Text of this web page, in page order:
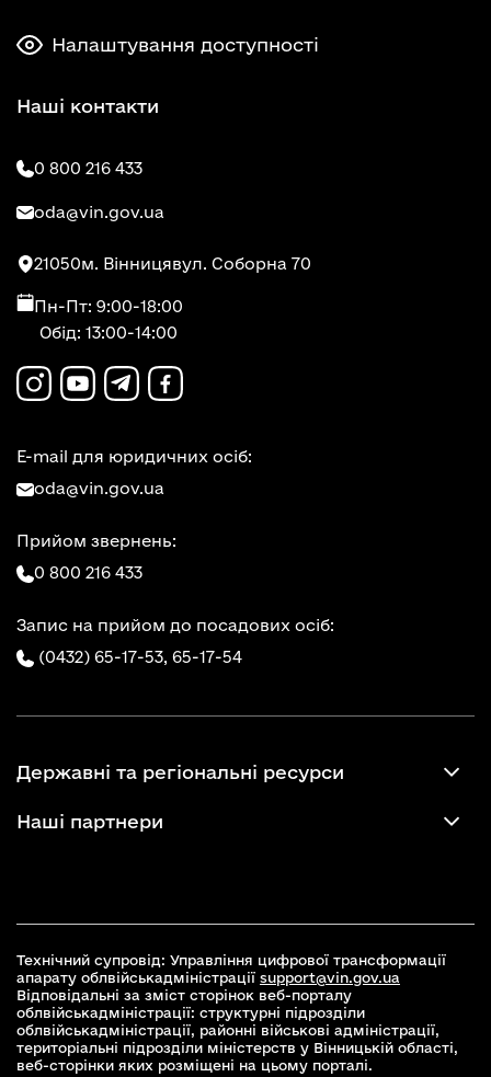
Налаштування доступності
Наші контакти
0 800 216 433
oda@vin.gov.ua
21050м. Вінницявул. Соборна 70
Пн-Пт: 9:00-18:00
Обід: 13:00-14:00
E-mail для юридичних осіб:
oda@vin.gov.ua
Прийом звернень:
0 800 216 433
Запис на прийом до посадових осіб:
(0432) 65-17-53, 65-17-54
Державні та регіональні ресурси
Наші партнери
Технічний супровід: Управління цифрової трансформації
апарату облвійськадміністрації support@vin.gov.ua
Відповідальні за зміст сторінок веб-порталу
облвійськадміністрації: структурні підрозділи
облвійськадміністрації, районні військові адміністрації,
територіальні підрозділи міністерств у Вінницькій області,
веб-сторінки яких розміщені на цьому порталі.